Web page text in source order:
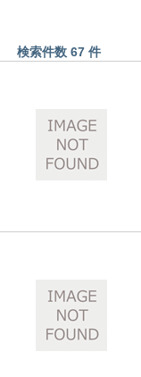
検索件数 67 件